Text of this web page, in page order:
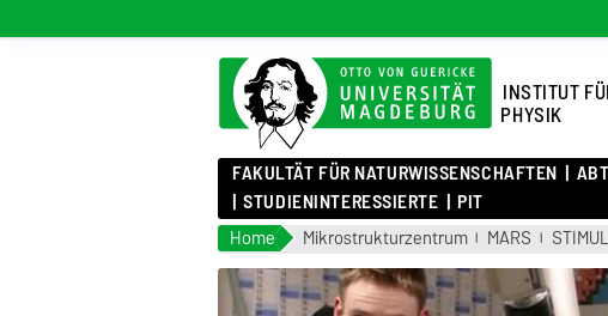
INSTITUT
PHYSIK
FAKULTÄT FÜR NATURWISSENSCHAFTEN
STUDIENINTERESSIERTE
PIT
Home Mikrostrukturzentrum MARS